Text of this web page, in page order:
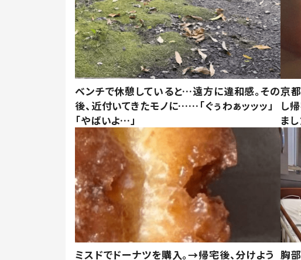
ベンチで休憩していると…遠方に違和感。その
後、近付いてきたモノに……「ぐぅわぁッッッ」
「やばいよ…」
京
し
ま
ミスドでドーナツを購入。→帰宅後、分けよう 胸